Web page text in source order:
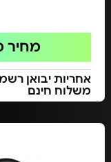
מחיר
אחריות יבואן
משלוח חינם